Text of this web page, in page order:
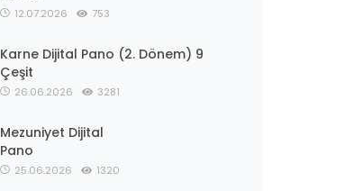
12.07.2026 753
Karne Dijital Pano (2. Dönem) 9
Çeşit
26.06.2026 3281
Mezuniyet Dijital
Pano
25.06.2026 1320